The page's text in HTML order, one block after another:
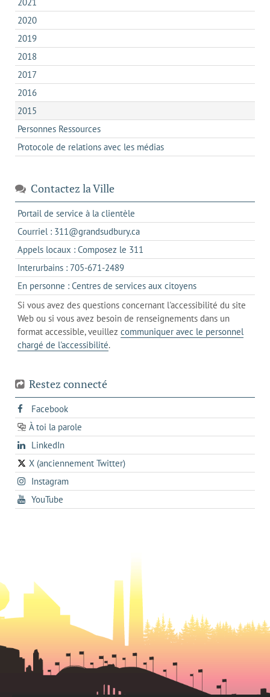
2020
2019
2018
2017
2016
2015
Personnes Ressources
Protocole de relations avec les médias
Contactez la Ville
Portail de service à la clientèle
dans
un
nouvel
Courriel : 311@grandsudbury.cas'ouvre
dans
votre
de
messagerie
Appels locaux : Composez le 311
dans
un
client
de
votre
téléphone
Interurbains : 705-671-2489s'ouvre
dans
un
client
de
votre
En personne : Centres de services aux citoyenss'ouvre
dans
l'onglet
actuel
Si vous avez des questions concernant l'accessibilité du site
Web ou si vous avez besoin de renseignements dans un
format accessible, veuillez communiquer avec le personnel
chargé de l'accessibilité.
Restez connecté
Facebooks'ouvre
dans
un
onglet
À toi la parole
opens
in
a
new
tab
LinkedInopens
in
a
new
X (anciennement Twitter)
s'ouvre
dans
un
nouvel
Instagrams'ouvre
dans
un
YouTube
dans